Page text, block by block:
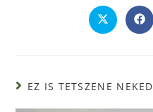
EZ IS TETSZENE NEKED